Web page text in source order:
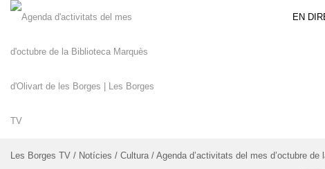
EN
Les Borges TV / Notícies / Cultura/ Agenda d’activitats del mes d’octubre